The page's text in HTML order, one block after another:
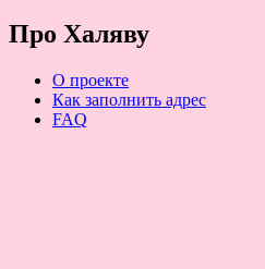
Про Халяву
О проекте
Как заполнить адрес
FAQ